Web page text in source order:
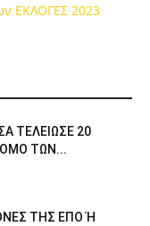
ΕΚΛΟΓΕΣ 2023
ΤΕΛΕΙΩΣΕ 20
ΤΩΝ...
ΤΗΣ ΕΠΟ Ή